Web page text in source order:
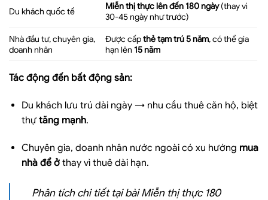
Du khách quốc tế Miễn thị thực lên đến 180 ngày(thay vì
30-45 ngày như trước)
Nhà đầu tư, chuyên gia,
doanh nhân
Được cấpthẻ tạm trú 5 năm, có thể gia
hạn lên15 năm
Tác động đến bất động sản:
Du khách lưu trú dài ngày → nhu cầu thuê căn hộ, biệt
thự tăng mạnh.
Chuyên gia, doanh nhân nước ngoài có xu hướng mua
nhà để ởthay vì thuê dài hạn.
Phân tích chi tiết tại bàiMiễn thị thực 180